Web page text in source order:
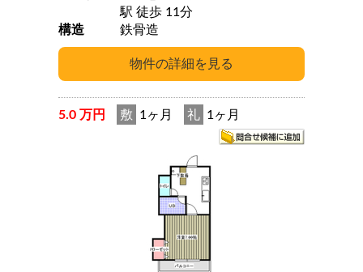
駅 徒歩 11分
構造
鉄骨造
5.0 万円 敷 1ヶ月 礼 1ヶ月